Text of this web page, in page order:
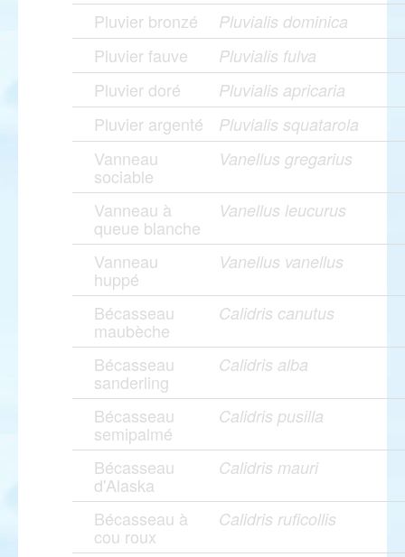
Pluvier bronzé Pluvialis dominica
Pluvier fauve Pluvialis fulva
Pluvier doré Pluvialis apricaria
Pluvier argenté Pluvialis squatarola
Vanneau
sociable
Vanellus gregarius
Vanneau à
queue blanche
Vanellus leucurus
Vanneau
huppé
Vanellus vanellus
Bécasseau
maubèche
Calidris canutus
Bécasseau
sanderling
Calidris alba
Bécasseau
semipalmé
Calidris pusilla
Bécasseau
d'Alaska
Calidris mauri
Bécasseau à
cou roux
Calidris ruficollis